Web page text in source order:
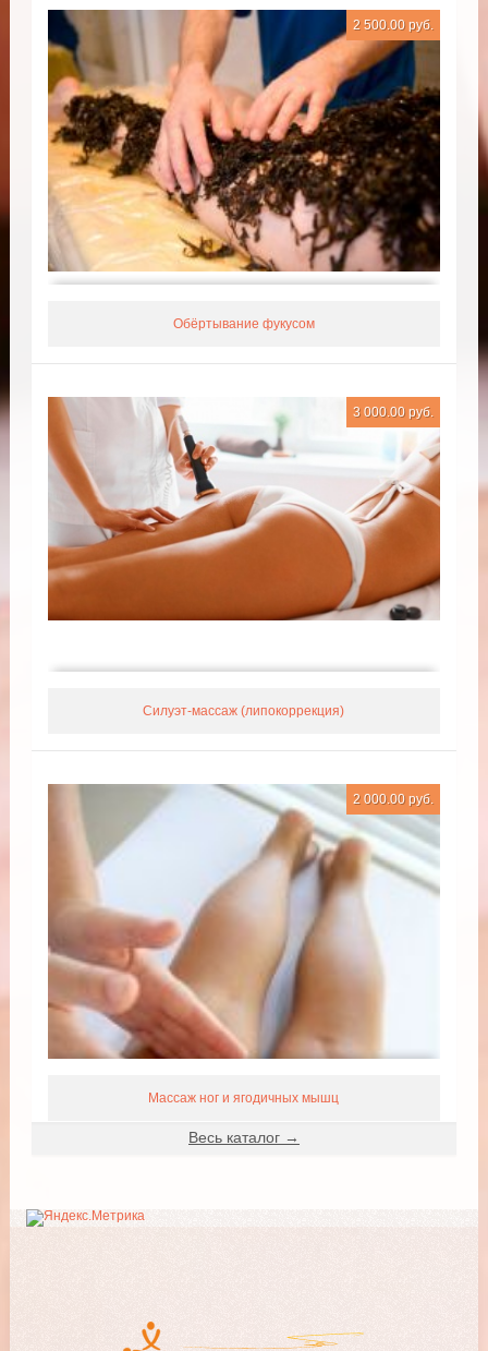
Обёртывание фукусом
2 500.00 руб.
Силуэт-массаж (липокоррекция)
3 000.00 руб.
Массаж ног и ягодичных мышц
2 000.00 руб.
Весь каталог →